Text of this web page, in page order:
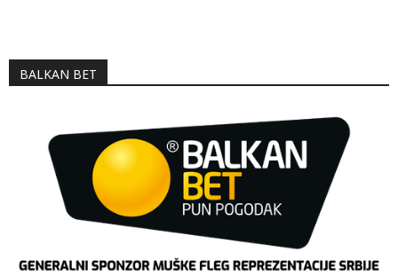
BALKAN BET